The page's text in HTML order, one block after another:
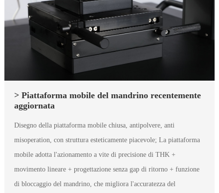
> Piattaforma mobile del mandrino recentemente
aggiornata
Disegno della piattaforma mobile chiusa, antipolvere, anti
misoperation, con struttura esteticamente piacevole; La piattaforma
mobile adotta l'azionamento a vite di precisione di THK +
movimento lineare + progettazione senza gap di ritorno + funzione
di bloccaggio del mandrino, che migliora l'accuratezza del